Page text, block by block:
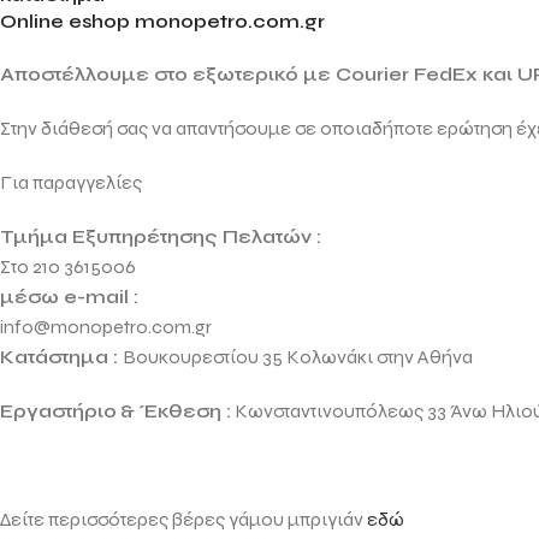
Online eshop monopetro.com.gr
Αποστέλλουμε στο εξωτερικό με Courier FedEx και
Στην διάθεσή σας να απαντήσουμε σε οποιαδήποτε ερώτηση
Για παραγγελίες
Τμήμα Εξυπηρέτησης Πελατών :
Στο 210 3615006
μέσω e-mail :
info@monopetro.com.gr
Κατάστημα : Βουκουρεστίου 35 Κολωνάκι στην Αθήνα
Εργαστήριο & Έκθεση : Κωνσταντινουπόλεως 33 Άνω
Δείτε περισσότερες βέρες γάμου μπριγιάνεδώ